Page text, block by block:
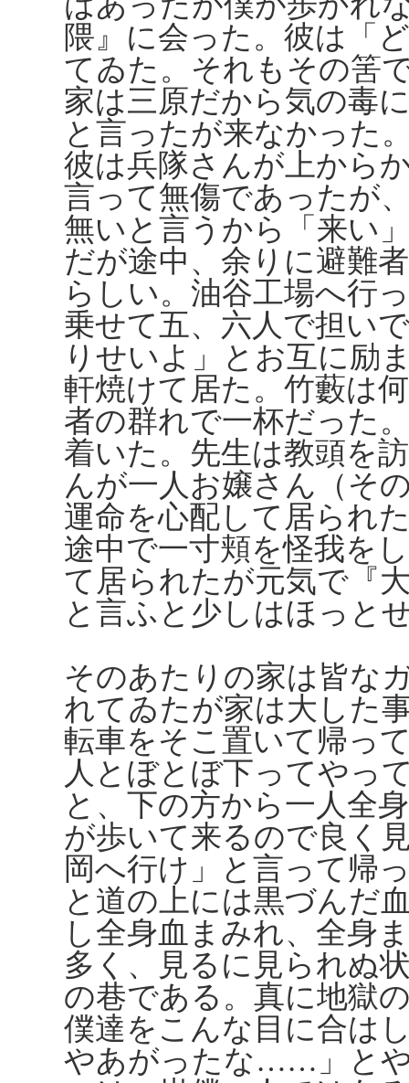
隈』に会った。彼は「
てゐた。それもその筈
家は三原だから気の毒
と言ったが来なかった
彼は兵隊さんが上から
言って無傷であったが
無いと言うから「来い
だが途中、余りに避難
らしい。油谷工場へ行
乗せて五、六人で担い
りせいよ」とお互に励
軒焼けて居た。竹藪は
者の群れで一杯だった
着いた。先生は教頭を
んが一人お嬢さん（そ
運命を心配して居られ
途中で一寸頬を怪我を
て居られたが元気で『
と言ふと少しはほっと
そのあたりの家は皆な
れてゐたが家は大した
転車をそこ置いて帰っ
人とぼとぼ下ってやっ
と、下の方から一人全
が歩いて来るので良く
岡へ行け」と言って帰
と道の上には黒づんだ
し全身血まみれ、全身
多く、見るに見られぬ
の巷である。真に地獄
僕達をこんな目に合は
やあがったな……」と